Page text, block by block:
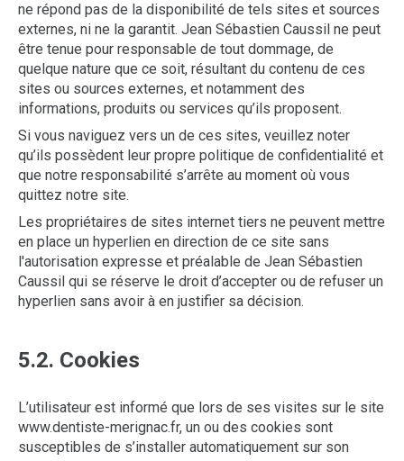
ne répond pas de la disponibilité de tels sites et sources
externes, ni ne la garantit. Jean Sébastien Caussil ne peut
être tenue pour responsable de tout dommage, de
quelque nature que ce soit, résultant du contenu de ces
sites ou sources externes, et notamment des
informations, produits ou services qu’ils proposent.
Si vous naviguez vers un de ces sites, veuillez noter
qu’ils possèdent leur propre politique de confidentialité et
que notre responsabilité s’arrête au moment où vous
quittez notre site.
Les propriétaires de sites internet tiers ne peuvent mettre
en place un hyperlien en direction de ce site sans
l'autorisation expresse et préalable de Jean Sébastien
Caussil qui se réserve le droit d’accepter ou de refuser un
hyperlien sans avoir à en justifier sa décision.
5.2. Cookies
L’utilisateur est informé que lors de ses visites sur le site
www.dentiste-merignac.fr, un ou des cookies sont
susceptibles de s’installer automatiquement sur son